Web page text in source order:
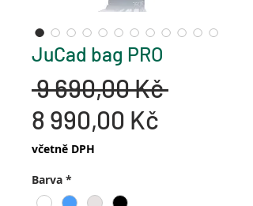
JuCad bag PRO
9 690,00 Kč Běžná
8 990,00 Kč
včetně DPH
Barva *